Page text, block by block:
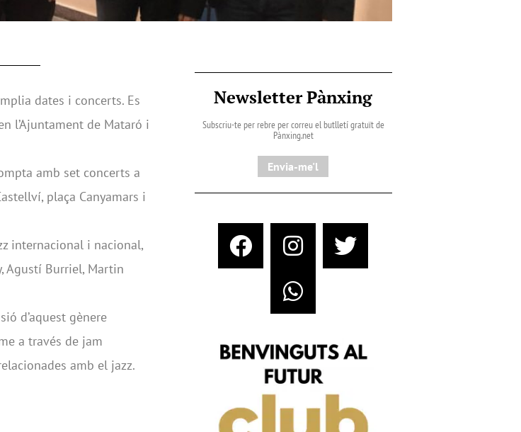
dates i concerts. Es
l’Ajuntament de Mataró i
amb set concerts a
plaça Canyamars i
internacional i nacional,
Agustí Burriel, Martin
d’aquest gènere
a través de jam
amb el jazz.
Newsletter Pànxing
Subscriu-te per rebre per correu el butlletí gratuït de
Pànxing.net​
Envia-me'l